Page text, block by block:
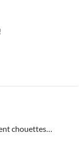
chouettes…